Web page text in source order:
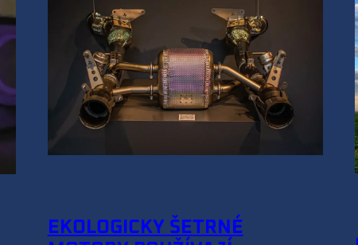
EKOLOGICKY ŠETRNÉ